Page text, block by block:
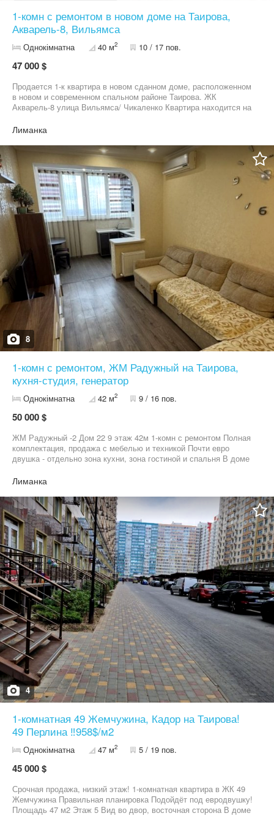
1-комн с ремонтом в новом доме на Таирова,
Акварель-8, Вильямса
Однокімнатна 40 м2 10 / 17 пов.
47 000 $
Продается 1-к квартира в новом сданном доме, расположенном
в новом и современном спальном районе Таирова. ЖК
Акварель-8 улица Вильямса/ Чикаленко Квартира находится на
продуманная функциональная перепланировка. Установлена
территорией, чистый благоустроенный двор, удобное
расположение с развитой инфраструктурой. Звоните,
записывайтесь на просмотр.
Лиманка
8
1-комн с ремонтом, ЖМ Радужный на Таирова,
кухня-студия, генератор
Однокімнатна 42 м2 9 / 16 пов.
50 000 $
ЖМ Радужный -2 Дом 22 9 этаж 42м 1-комн с ремонтом Полная
комплектация, продажа с мебелью и техникой Почти евро
двушка - отдельно зона кухни, зона гостиной и спальня В доме
Лиманка
4
1-комнатная 49 Жемчужина, Кадор на Таирова!
49 Перлина ‼️958$/м2
Однокімнатна 47 м2 5 / 19 пов.
45 000 $
Срочная продажа, низкий этаж! 1-комнатная квартира в ЖК 49
Жемчужина Правильная планировка Подойдёт под евродвушку!
Площадь 47 м2 Этаж 5 Вид во двор, восточная сторона В доме